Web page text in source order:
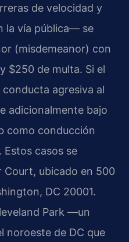
de velocidad y
la vía pública— se
(misdemeanor) con
$250 de multa. Si el
agresiva al
adicionalmente bajo
como conducción
casos se
Court, ubicado en 500
DC 20001.
Park —un
noroeste de DC que